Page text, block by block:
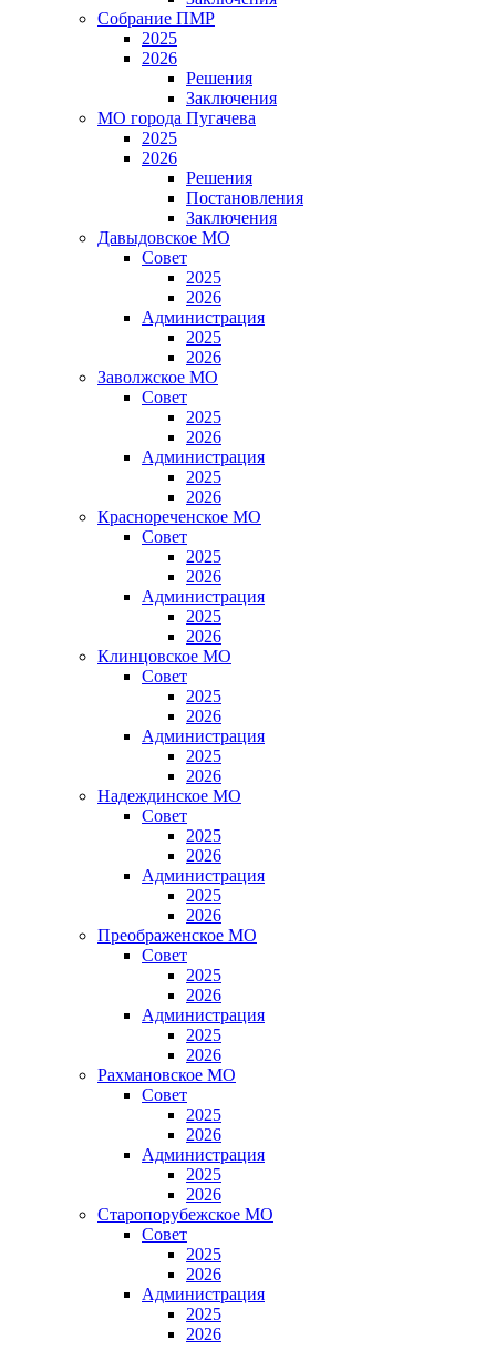
Собрание ПМР
2025
2026
Решения
Заключения
МО города Пугачева
2025
2026
Решения
Постановления
Заключения
Давыдовское МО
Совет
2025
2026
Администрация
2025
2026
Заволжское МО
Совет
2025
2026
Администрация
2025
2026
Краснореченское МО
Совет
2025
2026
Администрация
2025
2026
Клинцовское МО
Совет
2025
2026
Администрация
2025
2026
Надеждинское МО
Совет
2025
2026
Администрация
2025
2026
Преображенское МО
Совет
2025
2026
Администрация
2025
2026
Рахмановское МО
Совет
2025
2026
Администрация
2025
2026
Старопорубежское МО
Совет
2025
2026
Администрация
2025
2026